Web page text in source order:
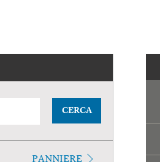
CERCA
PANNIERE